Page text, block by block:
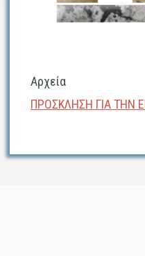
Αρχεία
ΠΡΟΣΚΛΗΣΗ ΓΙΑ ΤΗΝ